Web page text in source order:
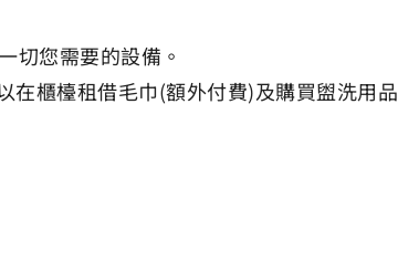
切您需要的設備。
櫃檯租借毛巾(額外付費)及購買盥洗用品